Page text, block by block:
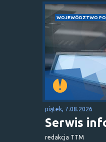
WOJEWÓDZTWO
piątek, 7.08.2026
Serwis
redakcja TTM